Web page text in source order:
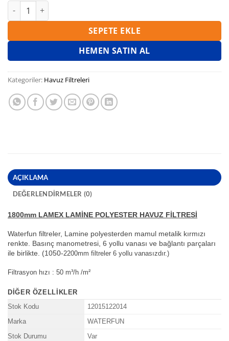
WATERFUN FİLTRE LAMEX LAMİNE POLYESTER YANDAN
SEPETE EKLE
HEMEN SATIN AL
Kategoriler: Havuz Filtreleri
AÇIKLAMA
DEĞERLENDIRMELER (0)
1800mm LAMEX LAMİNE POLYESTER HAVUZ FİLTRESİ
Waterfun filtreler, Lamine polyesterden mamul metalik kırmızı
renkte. Basınç manometresi, 6 yollu vanası ve bağlantı parçaları
ile birlikte. (1050-2200mm filtreler 6 yollu vanasızdır.)
Filtrasyon hızı : 50 m³/h /m²
DIĞER ÖZELLIKLER
Stok Kodu
12015122014
Marka WATERFUN
Stok Durumu Var